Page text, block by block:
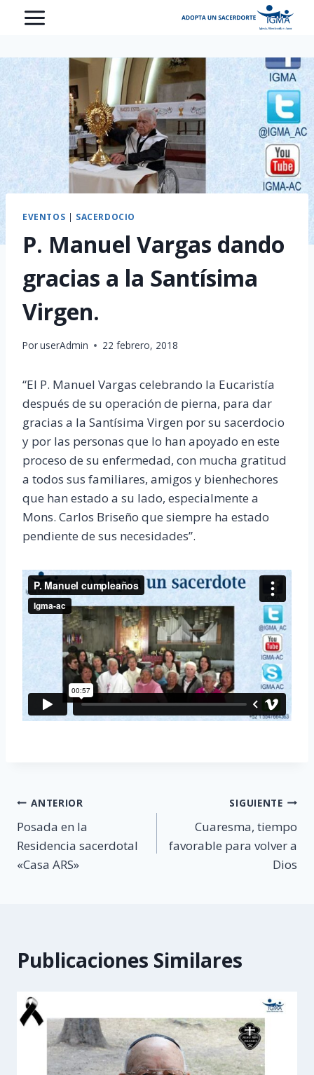
Saltar
EVENTOS | SACERDOCIO
P. Manuel Vargas dando
gracias a la Santísima
Virgen.
PoruserAdmin 22 febrero, 2018
“El P. Manuel Vargas celebrando la Eucaristía
después de su operación de pierna, para dar
gracias a la Santísima Virgen por su sacerdocio
y por las personas que lo han apoyado en este
proceso de su enfermedad, con mucha gratitud
a todos sus familiares, amigos y bienhechores
que han estado a su lado, especialmente a
Mons. Carlos Briseño que siempre ha estado
pendiente de sus necesidades”.
Navegación
de
entradas
ANTERIOR
Posada en la
Residencia sacerdotal
«Casa ARS»
SIGUIENTE
Cuaresma, tiempo
favorable para volver a
Dios
Publicaciones Similares